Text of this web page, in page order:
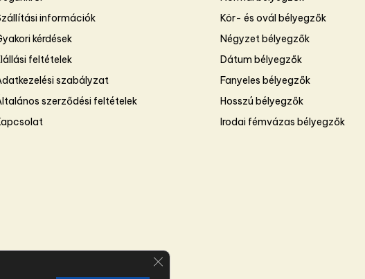
információk
kérdések
feltételek
szabályzat
szerződési feltételek
Kör- és ovál bélyegzők
Négyzet bélyegzők
Dátum bélyegzők
Fanyeles bélyegzők
Hosszú bélyegzők
Irodai fémvázas bélyegzők
Close GDPR Cookie Banner